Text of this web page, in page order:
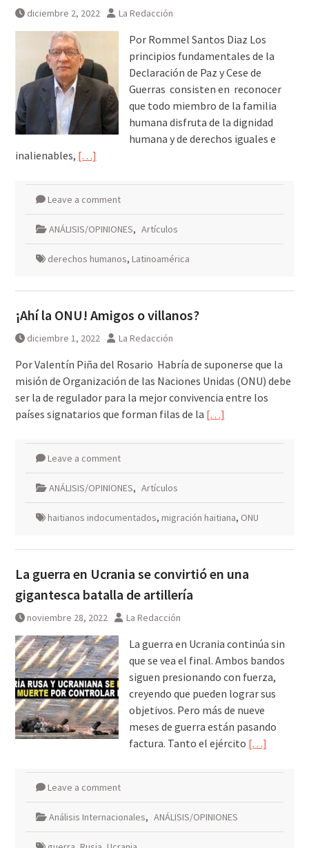
diciembre 2, 2022 La Redacción
Por Rommel Santos Diaz Los
principios fundamentales de la
Declaración de Paz y Cese de
Guerras consisten en reconocer
que todo miembro de la familia
humana disfruta de la dignidad
humana y de derechos iguales e
inalienables, […]
Leave a comment
ANÁLISIS/OPINIONES, Artículos
derechos humanos, Latinoamérica
¡Ahí la ONU! Amigos o villanos?
diciembre 1, 2022 La Redacción
Por Valentín Piña del Rosario Habría de suponerse que la
misión de Organización de las Naciones Unidas (ONU) debe
ser la de regulador para la mejor convivencia entre los
países signatarios que forman filas de la […]
Leave a comment
ANÁLISIS/OPINIONES, Artículos
haitianos indocumentados, migración haitiana, ONU
La guerra en Ucrania se convirtió en una
gigantesca batalla de artillería
noviembre 28, 2022 La Redacción
La guerra en Ucrania continúa sin
que se vea el final. Ambos bandos
siguen presionando con fuerza,
creyendo que pueden lograr sus
objetivos. Pero más de nueve
meses de guerra están pasando
factura. Tanto el ejército […]
Leave a comment
Análisis Internacionales, ANÁLISIS/OPINIONES